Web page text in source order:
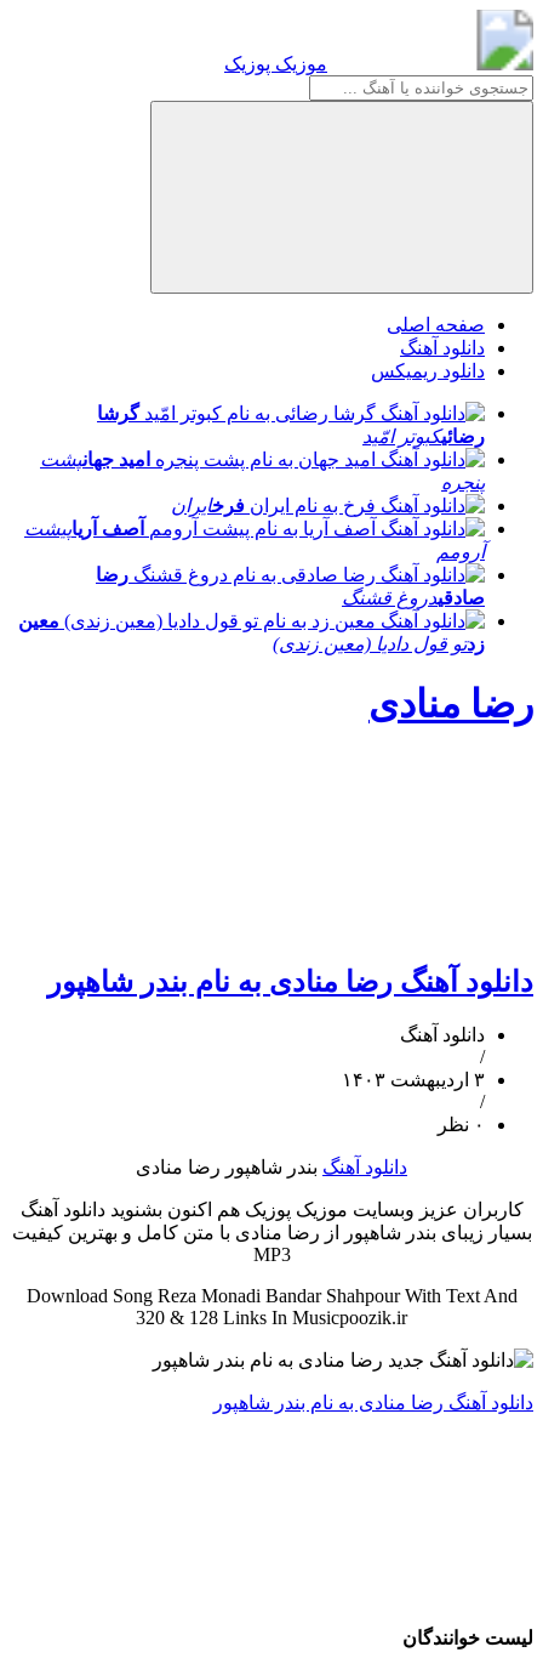
موزیک پوزیک
صفحه اصلی
دانلود آهنگ
دانلود ریمیکس
گرشا
رضائیکبوتر امّید
امید جهانپشت
پنجره
فرخایران
آصف آریاپیشت
آرومم
رضا
صادقیدروغ قشنگ
معین
زدتو قول دادیا (معین زندی)
رضا منادی
دانلود آهنگ رضا منادی به نام بندر شاهپور
دانلود آهنگ
/
۳ اردیبهشت ۱۴۰۳
/
۰ نظر
دانلود آهنگ بندر شاهپور رضا منادی
کاربران عزیز وبسایت موزیک پوزیک هم اکنون بشنوید دانلود آهنگ
بسیار زیبای بندر شاهپور از رضا منادی با متن کامل و بهترین کیفیت
MP3
Download Song Reza Monadi Bandar Shahpour With Text And
320 & 128 Links In Musicpoozik.ir
دانلود آهنگ رضا منادی به نام بندر شاهپور
لیست خوانندگان